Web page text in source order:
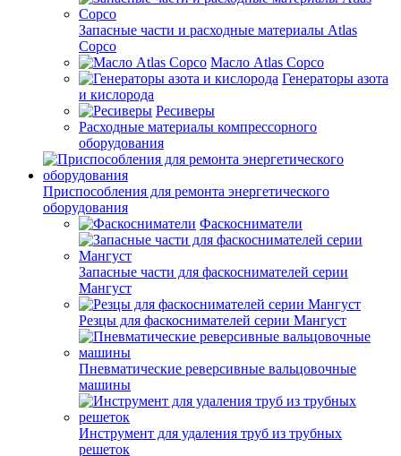
Запасные части и расходные материалы Atlas
Copco
Масло Atlas Copco
Генераторы азота
и кислорода
Ресиверы
Расходные материалы компрессорного
оборудования
Приспособления для ремонта энергетического
оборудования
Фаскосниматели
Запасные части для фаскоснимателей серии
Мангуст
Резцы для фаскоснимателей серии Мангуст
Пневматические реверсивные вальцовочные
машины
Инструмент для удаления труб из трубных
решеток